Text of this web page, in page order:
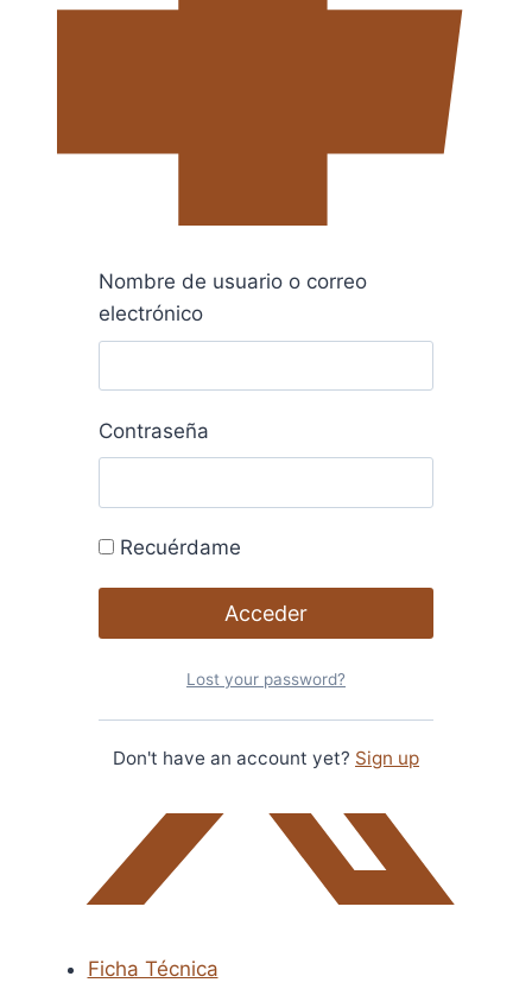
Ficha Técnica
Nombre de usuario o correo
electrónico
Contraseña
Recuérdame
Lost your password?
Don't have an account yet? Sign up